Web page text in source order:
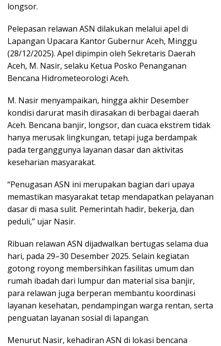
longsor.
Pelepasan relawan ASN dilakukan melalui apel di
Lapangan Upacara Kantor Gubernur Aceh, Minggu
(28/12/2025). Apel dipimpin oleh Sekretaris Daerah
Aceh, M. Nasir, selaku Ketua Posko Penanganan
Bencana Hidrometeorologi Aceh.
M. Nasir menyampaikan, hingga akhir Desember
kondisi darurat masih dirasakan di berbagai daerah
Aceh. Bencana banjir, longsor, dan cuaca ekstrem tidak
hanya merusak lingkungan, tetapi juga berdampak
pada terganggunya layanan dasar dan aktivitas
keseharian masyarakat.
“Penugasan ASN ini merupakan bagian dari upaya
memastikan masyarakat tetap mendapatkan pelayanan
dasar di masa sulit. Pemerintah hadir, bekerja, dan
peduli,” ujar Nasir.
Ribuan relawan ASN dijadwalkan bertugas selama dua
hari, pada 29–30 Desember 2025. Selain kegiatan
gotong royong membersihkan fasilitas umum dan
rumah ibadah dari lumpur dan material sisa banjir,
para relawan juga berperan membantu koordinasi
layanan kesehatan, pendampingan warga rentan, serta
penguatan layanan sosial di lapangan.
Menurut Nasir, kehadiran ASN di lokasi bencana